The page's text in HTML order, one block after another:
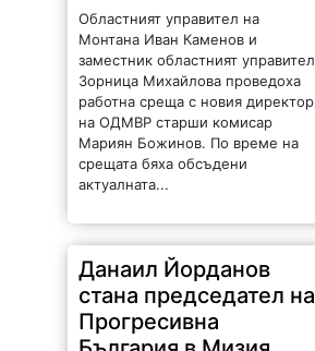
Областният управител на
Монтана Иван Каменов и
заместник областният управител
Зорница Михайлова проведоха
работна среща с новия директор
на ОДМВР старши комисар
Мариян Божинов. По време на
срещата бяха обсъдени
актуалната...
Данаил Йорданов
стана председател на
Прогресивна
България в Мизия